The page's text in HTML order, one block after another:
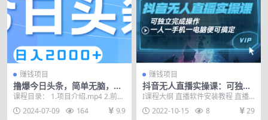
赚钱项目
撸爆今日头条，简单无脑，日
入2000+
课程目录： 1.项目介绍.mp4 2.前期
准备.mp4 3.项目实操.mp4 4...
2024-07-09 164 9.9
赚钱项目
抖音无人直播实操课：可独立
完成操作，一人一手机一电脑
便可搞定
I课程大纲 直播软件安装教程 直播
开播教程 直播麦克风教程 直播添加
模拟器教程 ...
2022-10-15 8 29